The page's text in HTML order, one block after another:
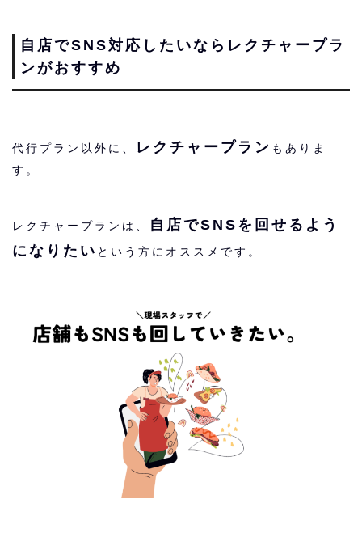
自店でSNS対応したいならレクチャープラ
ンがおすすめ
代行プラン以外に、 レクチャープラン もありま
す。
レクチャープランは、
自店でSNSを回せるよう
になりたい という方にオススメです。